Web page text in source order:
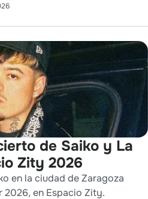
de Saiko y La
Zity 2026
en la ciudad de Zaragoza
2026, en Espacio Zity.